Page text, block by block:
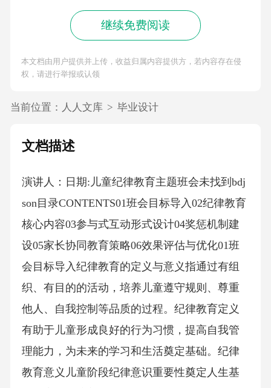
继续免费阅读
本文档由用户提供并上传，收益归属内容提供方，若内容存在侵
权，请进行举报或认领
当前位置： 人人文库 > 毕业设计
文档描述
演讲人：日期:儿童纪律教育主题班会未找到bdj
son目录CONTENTS01班会目标导入02纪律教育
核心内容03参与式互动形式设计04奖惩机制建
设05家长协同教育策略06效果评估与优化01班
会目标导入纪律教育的定义与意义指通过有组
织、有目的的活动，培养儿童遵守规则、尊重
他人、自我控制等品质的过程。纪律教育定义
有助于儿童形成良好的行为习惯，提高自我管
理能力，为未来的学习和生活奠定基础。纪律
教育意义儿童阶段纪律意识重要性奠定人生基